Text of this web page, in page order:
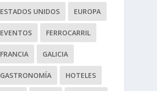
ESTADOS UNIDOS EUROPA
EVENTOS FERROCARRIL
FRANCIA GALICIA
GASTRONOMÍA HOTELES